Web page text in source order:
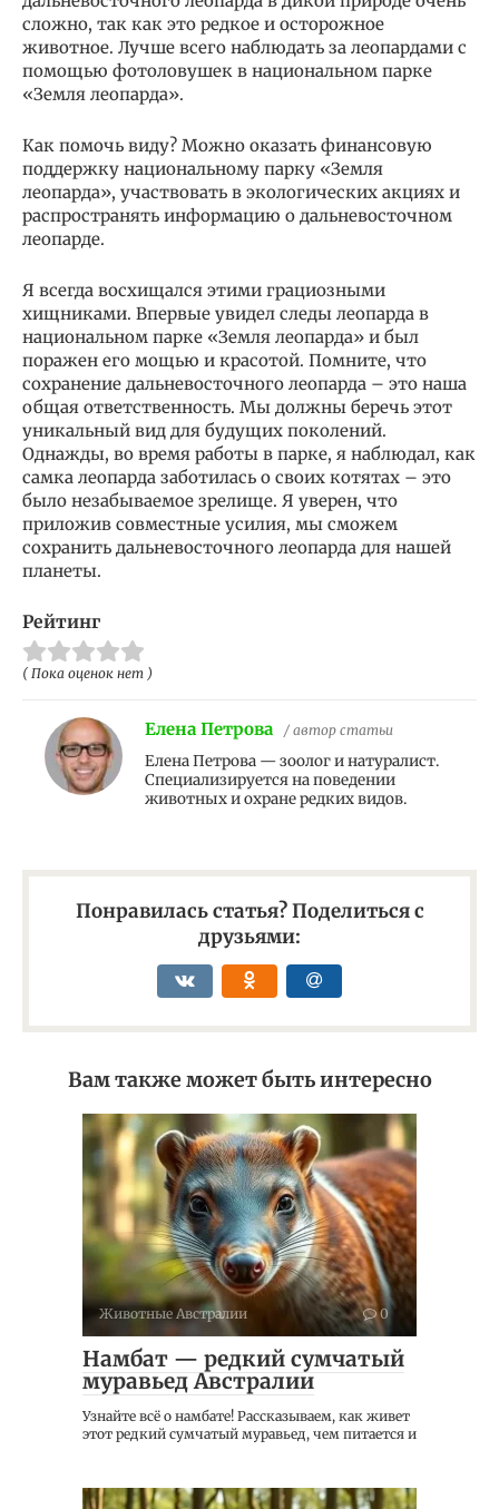
сложно, так как это редкое и осторожное
животное. Лучше всего наблюдать за леопардами с
помощью фотоловушек в национальном парке
«Земля леопарда».
Как помочь виду? Можно оказать финансовую
поддержку национальному парку «Земля
леопарда», участвовать в экологических акциях и
распространять информацию о дальневосточном
леопарде.
Я всегда восхищался этими грациозными
хищниками. Впервые увидел следы леопарда в
национальном парке «Земля леопарда» и был
поражен его мощью и красотой. Помните, что
сохранение дальневосточного леопарда – это наша
общая ответственность. Мы должны беречь этот
уникальный вид для будущих поколений.
Однажды, во время работы в парке, я наблюдал, как
самка леопарда заботилась о своих котятах – это
было незабываемое зрелище. Я уверен, что
приложив совместные усилия, мы сможем
сохранить дальневосточного леопарда для нашей
планеты.
Рейтинг
( Пока оценок нет )
Елена Петрова / автор статьи
Елена Петрова — зоолог и натуралист.
Специализируется на поведении
животных и охране редких видов.
Понравилась статья? Поделиться с
друзьями:
Вам также может быть интересно
Животные Австралии 0
Намбат — редкий сумчатый
муравьед Австралии
Узнайте всё о намбате! Рассказываем, как живет
этот редкий сумчатый муравьед, чем питается и